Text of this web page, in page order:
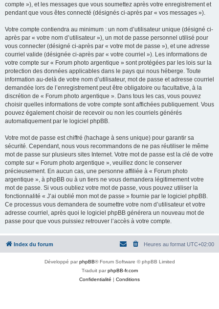
compte »), et les messages que vous soumettez après votre enregistrement et
pendant que vous êtes connecté (désignés ci-après par « vos messages »).
Votre compte contiendra au minimum : un nom d’utilisateur unique (désigné ci-
après par « votre nom d’utilisateur »), un mot de passe personnel utilisé pour
vous connecter (désigné ci-après par « votre mot de passe »), et une adresse
courriel valide (désignée ci-après par « votre courriel »). Les informations de
votre compte sur « Forum photo argentique » sont protégées par les lois sur la
protection des données applicables dans le pays qui nous héberge. Toute
information au-delà de votre nom d’utilisateur, mot de passe et adresse courriel
demandée lors de l’enregistrement peut être obligatoire ou facultative, à la
discrétion de « Forum photo argentique ». Dans tous les cas, vous pouvez
choisir quelles informations de votre compte sont affichées publiquement. Vous
pouvez également choisir de recevoir ou non les courriels générés
automatiquement par le logiciel phpBB.
Votre mot de passe est chiffré (hachage à sens unique) pour garantir sa
sécurité. Cependant, nous vous recommandons de ne pas réutiliser le même
mot de passe sur plusieurs sites Internet. Votre mot de passe est la clé de votre
compte sur « Forum photo argentique », veuillez donc le conserver
précieusement. En aucun cas, une personne affiliée à « Forum photo
argentique », à phpBB ou à un tiers ne vous demandera légitimement votre
mot de passe. Si vous oubliez votre mot de passe, vous pouvez utiliser la
fonctionnalité « J’ai oublié mon mot de passe » fournie par le logiciel phpBB.
Ce processus vous demandera de soumettre votre nom d’utilisateur et votre
adresse courriel, après quoi le logiciel phpBB générera un nouveau mot de
passe pour que vous puissiez retrouver l’accès à votre compte.
Index du forum Heures au format UTC+02:00
Développé parphpBB® Forum Software © phpBB Limited
Traduit parphpBB-fr.com
Confidentialité | Conditions